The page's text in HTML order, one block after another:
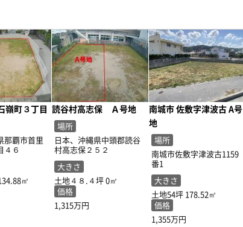
嶺町３丁目
那覇市首里
４６
㎡
読谷村高志保 Ａ号地
場所
日本、沖縄県中頭郡読谷
村高志保２５２
大きさ
土地４８.４坪0㎡
価格
1,315万円
南城市 佐敷字津波古 A号
地
場所
南城市佐敷字津波古1159
番1
大きさ
土地54坪 178.52㎡
価格
1,355万円